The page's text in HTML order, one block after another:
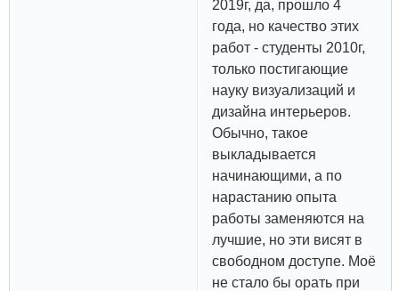
2019г, да, прошло 4
года, но качество этих
работ - студенты 2010г,
только постигающие
науку визуализаций и
дизайна интерьеров.
Обычно, такое
выкладывается
начинающими, а по
нарастанию опыта
работы заменяются на
лучшие, но эти висят в
свободном доступе. Моё
не стало бы орать при